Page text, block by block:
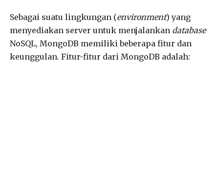
Sebagai suatu lingkungan (environment) yang
menyediakan server untuk menjalankan database
NoSQL, MongoDB memiliki beberapa fitur dan
keunggulan. Fitur-fitur dari MongoDB adalah: